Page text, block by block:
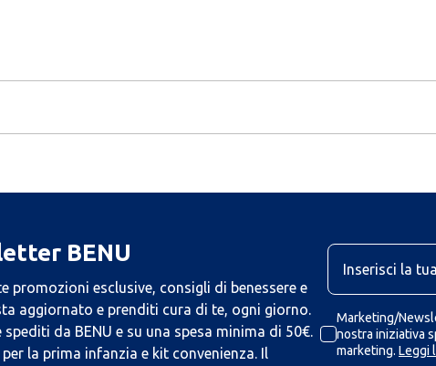
BENU
promozioni esclusive, consigli di benessere e
aggiornato e prenditi cura di te, ogni giorno.
da BENU e su una spesa minima di 50€.
la prima infanzia e kit convenienza. Il
Marketing/
nostra iniziativa
marketing. Leggi